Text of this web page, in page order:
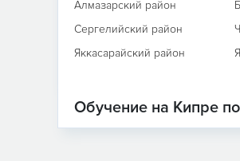
Алмазарский район
Сергелийский район
Яккасарайский район
Обучение на Кипре